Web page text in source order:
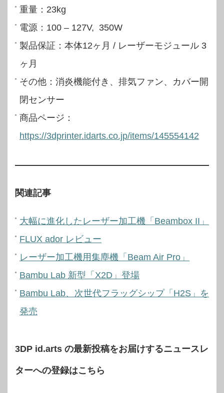
重量：23kg
電源：100 – 127V, 350W
製品保証：本体12ヶ月 / レーザーモジュール 3
ヶ月
その他：消炎機能付き、排気ファン、カバー開
閉センサー
商品ページ：
https://3dprinter.idarts.co.jp/items/145554142
関連記事
大幅に進化したレーザー加工機「Beambox II」
FLUX ador レビュー
レーザー加工機用集塵機「Beam Air Pro」
Bambu Lab 新型「X2D」登場
Bambu Lab、次世代フラッグシップ「H2S」を
発売
3DP id.arts の最新投稿をお届けするニュースレ
ターへの登録はこちら